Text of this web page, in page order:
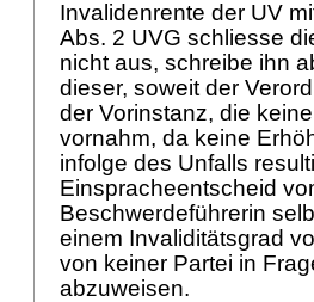
Invalidenrente der UV
Abs. 2 UVG schliesse
nicht aus, schreibe ihn
dieser, soweit der
der Vorinstanz, die
vornahm, da keine
infolge des Unfalls
Einspracheentscheid
Beschwerdeführerin
einem Invaliditätsgrad
von keiner Partei in
abzuweisen.